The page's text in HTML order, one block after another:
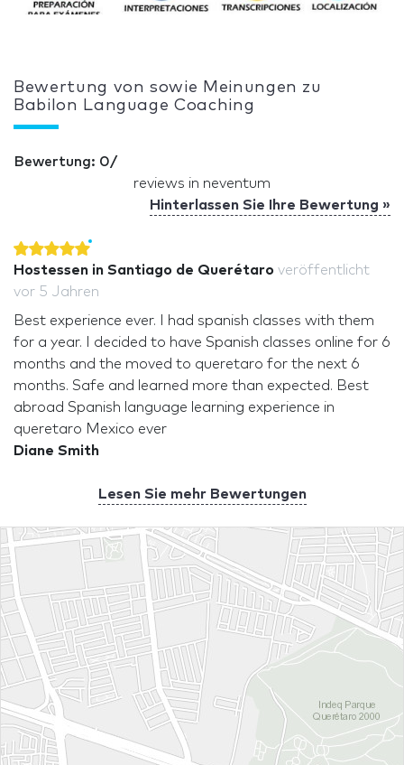
Bewertung von sowie Meinungen zu
Babilon Language Coaching
Bewertung: 0/
reviews in neventum
Hinterlassen Sie Ihre Bewertung »
Hostessen in Santiago de Querétaro veröffentlicht
vor 5 Jahren
Best experience ever. I had spanish classes with them
for a year. I decided to have Spanish classes online for 6
months and the moved to queretaro for the next 6
months. Safe and learned more than expected. Best
abroad Spanish language learning experience in
queretaro Mexico ever
Diane Smith
Lesen Sie mehr Bewertungen